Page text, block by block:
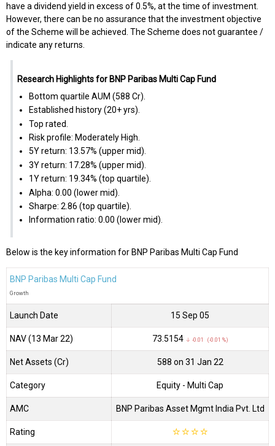
have a dividend yield in excess of 0.5%, at the time of investment.
However, there can be no assurance that the investment objective
of the Scheme will be achieved. The Scheme does not guarantee /
indicate any returns.
Research Highlights for BNP Paribas Multi Cap Fund
Bottom quartile AUM (₹588 Cr).
Established history (20+ yrs).
Top rated.
Risk profile: Moderately High.
5Y return: 13.57% (upper mid).
3Y return: 17.28% (upper mid).
1Y return: 19.34% (top quartile).
Alpha: 0.00 (lower mid).
Sharpe: 2.86 (top quartile).
Information ratio: 0.00 (lower mid).
Below is the key information for BNP Paribas Multi Cap Fund
BNP Paribas Multi Cap Fund
Growth
Launch Date 15 Sep 05
NAV (13 Mar 22) ₹73.5154 ↓ -0.01 (-0.01 %)
Net Assets (Cr) ₹588 on 31 Jan 22
Category Equity - Multi Cap
AMC BNP Paribas Asset Mgmt India Pvt. Ltd
Rating ☆☆☆☆